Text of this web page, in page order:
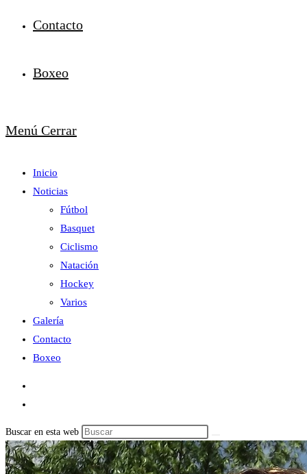
Contacto
Boxeo
Menú Cerrar
Inicio
Noticias
Fútbol
Basquet
Ciclismo
Natación
Hockey
Varios
Galería
Contacto
Boxeo
Buscar en esta web